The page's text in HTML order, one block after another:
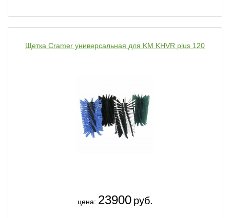
Щетка Cramer универсальная для KM KHVR plus 120
цена: 23900 руб.